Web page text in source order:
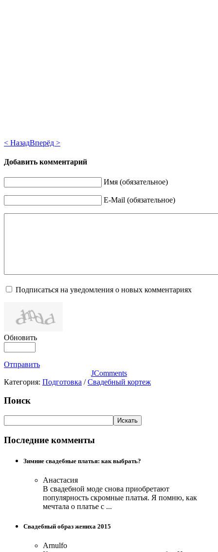
< НазадВперёд >
Добавить комментарий
Имя (обязательное)
E-Mail (обязательное)
Подписаться на уведомления о новых комментариях
Обновить
Отправить
JComments
Категория: Подготовка /Свадебный кортеж
Поиск
Последние комменты
Зимние свадебные платья: как выбрать?
Анастасия
В свадебной моде снова приобретают
популярность скромные платья. Я помню, как
мечтала о платье с ...
Свадебный образ жениха 2015
Arnulfo